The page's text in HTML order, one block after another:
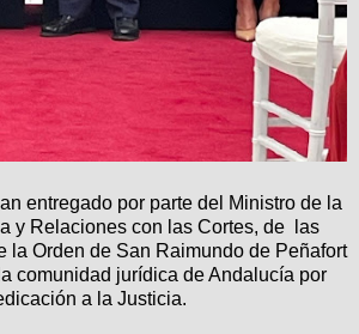
entregado por parte del Ministro de la
y Relaciones con las Cortes, de las
la Orden de San Raimundo de Peñafort
comunidad jurídica de Andalucía por
a la Justicia.